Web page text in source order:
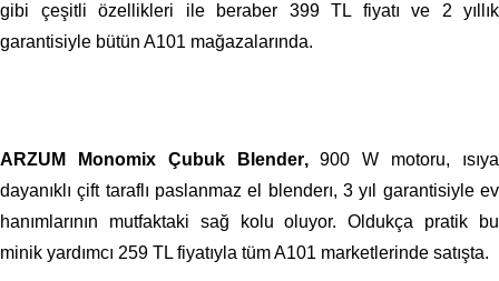
gibi çeşitli özellikleri ile beraber 399 TL fiyatı ve 2 yıllık
garantisiyle bütün A101 mağazalarında.
ARZUM Monomix Çubuk Blender,900 W motoru, ısıya
dayanıklı çift taraflı paslanmaz el blenderı, 3 yıl garantisiyle ev
hanımlarının mutfaktaki sağ kolu oluyor. Oldukça pratik bu
minik yardımcı 259 TL fiyatıyla tüm A101 marketlerinde satışta.